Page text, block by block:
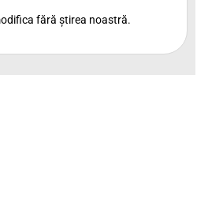
fără știrea noastră.